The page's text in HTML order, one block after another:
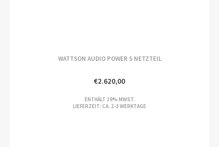
WATTSON AUDIO POWER S NETZTEIL
€2.620,00
ENTHÄLT 19% MWST.
LIEFERZEIT: CA. 2-3 WERKTAGE